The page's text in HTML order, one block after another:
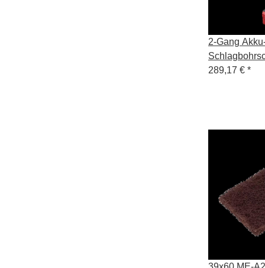
2-Gang
mit Turbo-
289,17 € *